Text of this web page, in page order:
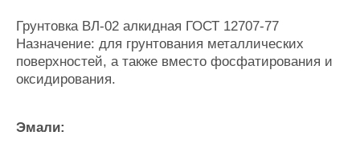
Грунтовка ВЛ-02 алкидная ГОСТ 12707-77
Назначение: для грунтования металлических
поверхностей, а также вместо фосфатирования и
оксидирования.
Эмали: